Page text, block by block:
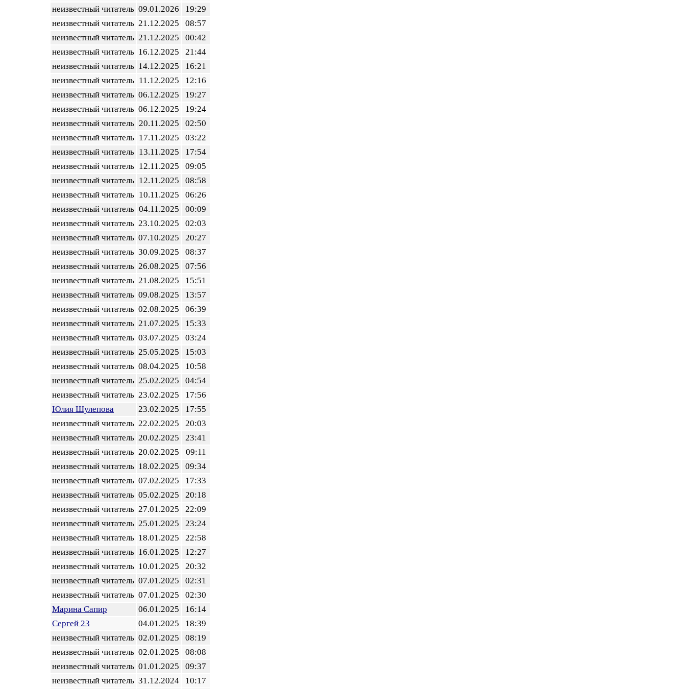
неизвестный читатель 09.01.2026
19:29
неизвестный читатель 21.12.2025
08:57
неизвестный читатель 21.12.2025
00:42
неизвестный читатель 16.12.2025
21:44
неизвестный читатель 14.12.2025
16:21
неизвестный читатель 11.12.2025
12:16
неизвестный читатель 06.12.2025
19:27
неизвестный читатель 06.12.2025
19:24
неизвестный читатель 20.11.2025
02:50
неизвестный читатель 17.11.2025
03:22
неизвестный читатель 13.11.2025
17:54
неизвестный читатель 12.11.2025
09:05
неизвестный читатель 12.11.2025
08:58
неизвестный читатель 10.11.2025
06:26
неизвестный читатель 04.11.2025
00:09
неизвестный читатель 23.10.2025
02:03
неизвестный читатель 07.10.2025
20:27
неизвестный читатель 30.09.2025
08:37
неизвестный читатель 26.08.2025
07:56
неизвестный читатель 21.08.2025
15:51
неизвестный читатель 09.08.2025
13:57
неизвестный читатель 02.08.2025
06:39
неизвестный читатель 21.07.2025
15:33
неизвестный читатель 03.07.2025
03:24
неизвестный читатель 25.05.2025
15:03
неизвестный читатель 08.04.2025
10:58
неизвестный читатель 25.02.2025
04:54
неизвестный читатель 23.02.2025
17:56
Юлия Шулепова
23.02.2025
17:55
неизвестный читатель 22.02.2025
20:03
неизвестный читатель 20.02.2025
23:41
неизвестный читатель 20.02.2025
09:11
неизвестный читатель 18.02.2025
09:34
неизвестный читатель 07.02.2025
17:33
неизвестный читатель 05.02.2025
20:18
неизвестный читатель 27.01.2025
22:09
неизвестный читатель 25.01.2025
23:24
неизвестный читатель 18.01.2025
22:58
неизвестный читатель 16.01.2025
12:27
неизвестный читатель 10.01.2025
20:32
неизвестный читатель 07.01.2025
02:31
неизвестный читатель 07.01.2025
02:30
Марина Сапир
06.01.2025
16:14
Сергей 23
04.01.2025
18:39
неизвестный читатель 02.01.2025
08:19
неизвестный читатель 02.01.2025
08:08
неизвестный читатель 01.01.2025
09:37
неизвестный читатель 31.12.2024 10:17